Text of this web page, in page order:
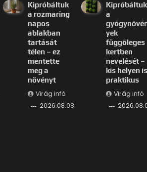
Kipróbáltuk
a rozmaring
napos
ablakban
tartását
télen – ez
mentette
meg a
növényt
Virág infó
2026.08.08.
Kipróbáltuk
a
yek
függőleges
kertben
nevelését –
kis helyen is
praktikus
Virág infó